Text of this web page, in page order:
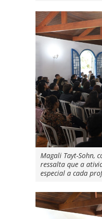
Magali Tayt-Sohn,
ressalta que a
especial a cada